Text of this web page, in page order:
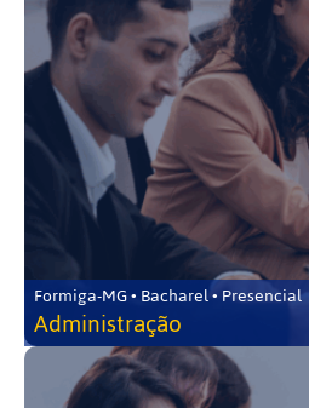
Formiga-MG • Bacharel • Presencial
Administração